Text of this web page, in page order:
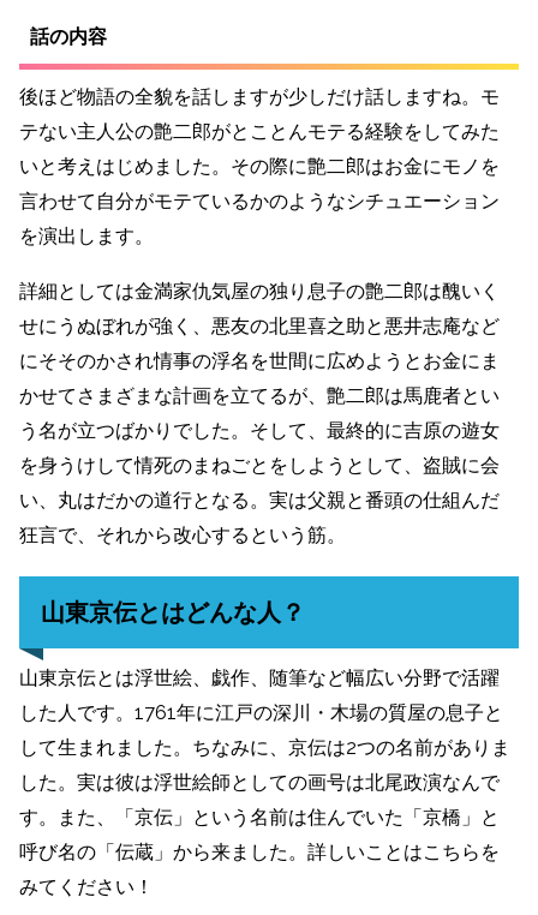
話の内容
後ほど物語の全貌を話しますが少しだけ話しますね。モ
テない主人公の艶二郎がとことんモテる経験をしてみた
いと考えはじめました。その際に艶二郎はお金にモノを
言わせて自分がモテているかのようなシチュエーション
を演出します。
詳細としては金満家仇気屋の独り息子の艶二郎は醜いく
せにうぬぼれが強く、悪友の北里喜之助と悪井志庵など
にそそのかされ情事の浮名を世間に広めようとお金にま
かせてさまざまな計画を立てるが、艶二郎は馬鹿者とい
う名が立つばかりでした。そして、最終的に吉原の遊女
を身うけして情死のまねごとをしようとして、盗賊に会
い、丸はだかの道行となる。実は父親と番頭の仕組んだ
狂言で、それから改心するという筋。
山東京伝とはどんな人？
山東京伝とは浮世絵、戯作、随筆など幅広い分野で活躍
した人です。1761年に江戸の深川・木場の質屋の息子と
して生まれました。ちなみに、京伝は2つの名前がありま
した。実は彼は浮世絵師としての画号は北尾政演なんで
す。また、「京伝」という名前は住んでいた「京橋」と
呼び名の「伝蔵」から来ました。詳しいことはこちらを
みてください！